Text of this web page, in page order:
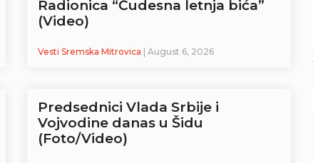
Radionica “Čudesna letnja bića”
(Video)
Vesti Sremska Mitrovica | August 6, 2026
Predsednici Vlada Srbije i
Vojvodine danas u Šidu
(Foto/Video)